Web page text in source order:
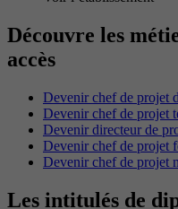
Découvre les
accès
Devenir chef de projet
Devenir chef de projet
Devenir directeur de
Devenir chef de projet
Devenir chef de projet
Les intitulés de